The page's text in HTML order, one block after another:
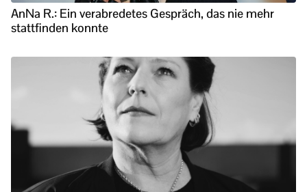
AnNa R.: Ein verabredetes Gespräch, das nie mehr
stattfinden konnte